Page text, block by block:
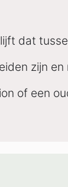
dat
zijn en
of een